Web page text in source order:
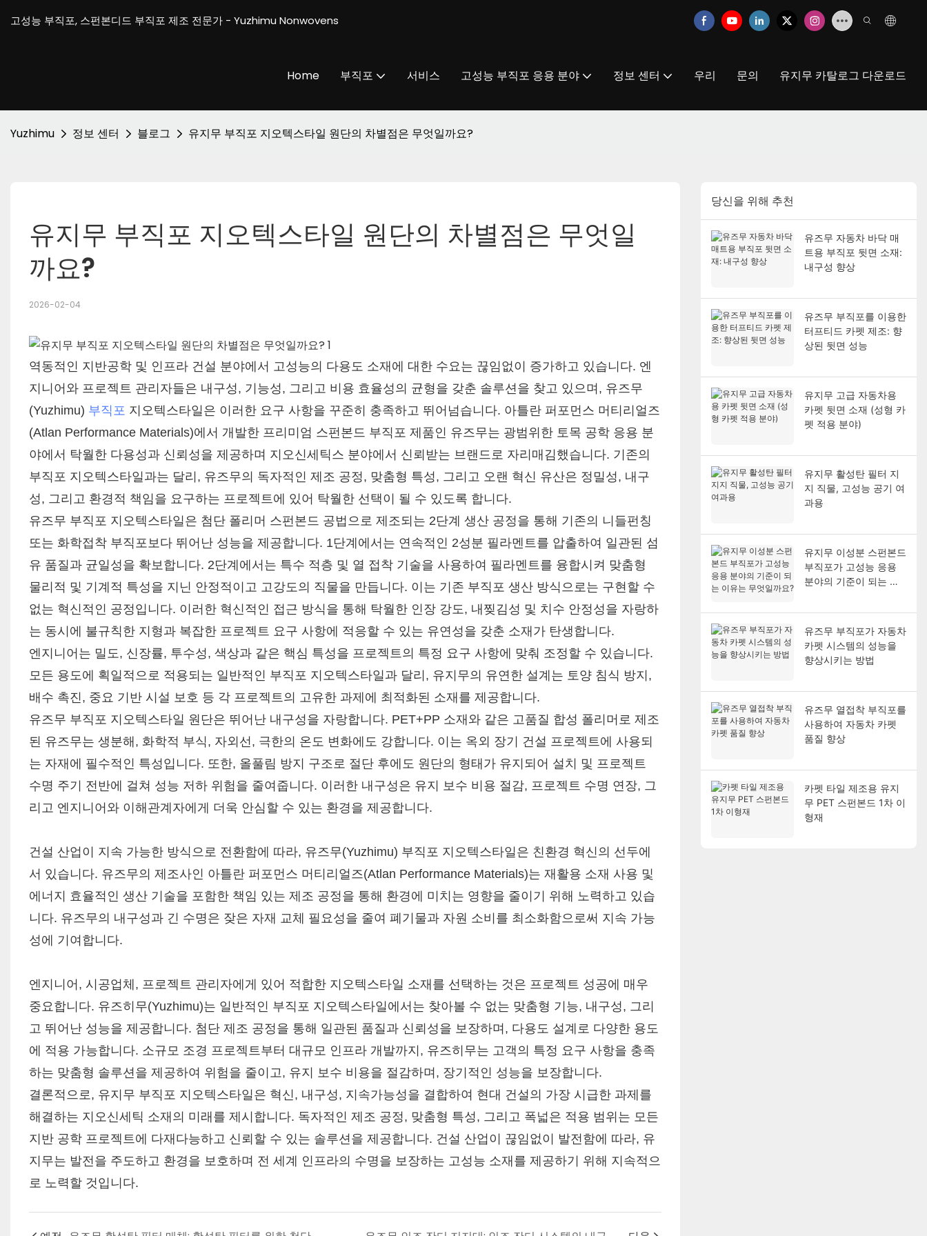
고성능 부직포, 스펀본디드 부직포 제조 전문가 - Yuzhimu Nonwovens
Home 부직포 서비스 고성능 부직포 응용 분야 정보 센터 우리 문의 유지무 카탈로그 다운로드
Yuzhimu 정보 센터 블로그 유지무 부직포 지오텍스타일 원단의 차별점은 무엇일까요?
유지무 부직포 지오텍스타일 원단의 차별점은 무엇일
까요?
2026-02-04
역동적인 지반공학 및 인프라 건설 분야에서 고성능의 다용도 소재에 대한 수요는 끊임없이 증가하고 있습니다. 엔
지니어와 프로젝트 관리자들은 내구성, 기능성, 그리고 비용 효율성의 균형을 갖춘 솔루션을 찾고 있으며, 유즈무
(Yuzhimu) 부직포 지오텍스타일은 이러한 요구 사항을 꾸준히 충족하고 뛰어넘습니다. 아틀란 퍼포먼스 머티리얼즈
(Atlan Performance Materials)에서 개발한 프리미엄 스펀본드 부직포 제품인 유즈무는 광범위한 토목 공학 응용 분
야에서 탁월한 다용성과 신뢰성을 제공하며 지오신세틱스 분야에서 신뢰받는 브랜드로 자리매김했습니다. 기존의
부직포 지오텍스타일과는 달리, 유즈무의 독자적인 제조 공정, 맞춤형 특성, 그리고 오랜 혁신 유산은 정밀성, 내구
성, 그리고 환경적 책임을 요구하는 프로젝트에 있어 탁월한 선택이 될 수 있도록 합니다.
유즈무 부직포 지오텍스타일은 첨단 폴리머 스펀본드 공법으로 제조되는 2단계 생산 공정을 통해 기존의 니들펀칭
또는 화학접착 부직포보다 뛰어난 성능을 제공합니다. 1단계에서는 연속적인 2성분 필라멘트를 압출하여 일관된 섬
유 품질과 균일성을 확보합니다. 2단계에서는 특수 적층 및 열 접착 기술을 사용하여 필라멘트를 융합시켜 맞춤형
물리적 및 기계적 특성을 지닌 안정적이고 고강도의 직물을 만듭니다. 이는 기존 부직포 생산 방식으로는 구현할 수
없는 혁신적인 공정입니다. 이러한 혁신적인 접근 방식을 통해 탁월한 인장 강도, 내찢김성 및 치수 안정성을 자랑하
는 동시에 불규칙한 지형과 복잡한 프로젝트 요구 사항에 적응할 수 있는 유연성을 갖춘 소재가 탄생합니다.
엔지니어는 밀도, 신장률, 투수성, 색상과 같은 핵심 특성을 프로젝트의 특정 요구 사항에 맞춰 조정할 수 있습니다.
모든 용도에 획일적으로 적용되는 일반적인 부직포 지오텍스타일과 달리, 유지무의 유연한 설계는 토양 침식 방지,
배수 촉진, 중요 기반 시설 보호 등 각 프로젝트의 고유한 과제에 최적화된 소재를 제공합니다.
유즈무 부직포 지오텍스타일 원단은 뛰어난 내구성을 자랑합니다. PET+PP 소재와 같은 고품질 합성 폴리머로 제조
된 유즈무는 생분해, 화학적 부식, 자외선, 극한의 온도 변화에도 강합니다. 이는 옥외 장기 건설 프로젝트에 사용되
는 자재에 필수적인 특성입니다. 또한, 올풀림 방지 구조로 절단 후에도 원단의 형태가 유지되어 설치 및 프로젝트
수명 주기 전반에 걸쳐 성능 저하 위험을 줄여줍니다. 이러한 내구성은 유지 보수 비용 절감, 프로젝트 수명 연장, 그
리고 엔지니어와 이해관계자에게 더욱 안심할 수 있는 환경을 제공합니다.
건설 산업이 지속 가능한 방식으로 전환함에 따라, 유즈무(Yuzhimu) 부직포 지오텍스타일은 친환경 혁신의 선두에
서 있습니다. 유즈무의 제조사인 아틀란 퍼포먼스 머티리얼즈(Atlan Performance Materials)는 재활용 소재 사용 및
에너지 효율적인 생산 기술을 포함한 책임 있는 제조 공정을 통해 환경에 미치는 영향을 줄이기 위해 노력하고 있습
니다. 유즈무의 내구성과 긴 수명은 잦은 자재 교체 필요성을 줄여 폐기물과 자원 소비를 최소화함으로써 지속 가능
성에 기여합니다.
엔지니어, 시공업체, 프로젝트 관리자에게 있어 적합한 지오텍스타일 소재를 선택하는 것은 프로젝트 성공에 매우
중요합니다. 유즈히무(Yuzhimu)는 일반적인 부직포 지오텍스타일에서는 찾아볼 수 없는 맞춤형 기능, 내구성, 그리
고 뛰어난 성능을 제공합니다. 첨단 제조 공정을 통해 일관된 품질과 신뢰성을 보장하며, 다용도 설계로 다양한 용도
에 적용 가능합니다. 소규모 조경 프로젝트부터 대규모 인프라 개발까지, 유즈히무는 고객의 특정 요구 사항을 충족
하는 맞춤형 솔루션을 제공하여 위험을 줄이고, 유지 보수 비용을 절감하며, 장기적인 성능을 보장합니다.
결론적으로, 유지무 부직포 지오텍스타일은 혁신, 내구성, 지속가능성을 결합하여 현대 건설의 가장 시급한 과제를
해결하는 지오신세틱 소재의 미래를 제시합니다. 독자적인 제조 공정, 맞춤형 특성, 그리고 폭넓은 적용 범위는 모든
지반 공학 프로젝트에 다재다능하고 신뢰할 수 있는 솔루션을 제공합니다. 건설 산업이 끊임없이 발전함에 따라, 유
지무는 발전을 주도하고 환경을 보호하며 전 세계 인프라의 수명을 보장하는 고성능 소재를 제공하기 위해 지속적으
로 노력할 것입니다.
당신을 위해 추천
유즈무 자동차 바닥 매
트용 부직포 뒷면 소재:
내구성 향상
유즈무 부직포를 이용한
터프티드 카펫 제조: 향
상된 뒷면 성능
유지무 고급 자동차용
카펫 뒷면 소재 (성형 카
펫 적용 분야)
유지무 활성탄 필터 지
지 직물, 고성능 공기 여
과용
유지무 이성분 스펀본드
부직포가 고성능 응용
분야의 기준이 되는 이
유즈무 부직포가 자동차
카펫 시스템의 성능을
향상시키는 방법
유즈무 열접착 부직포를
사용하여 자동차 카펫
품질 향상
카펫 타일 제조용 유지
무 PET 스펀본드 1차 이
형재